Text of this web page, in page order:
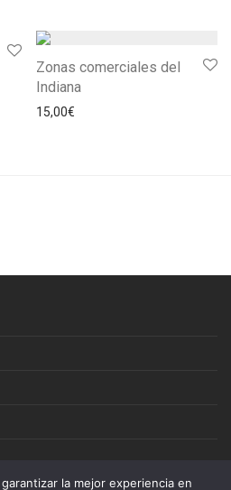
Zonas comerciales del
Indiana
15,00€
la mejor experiencia en